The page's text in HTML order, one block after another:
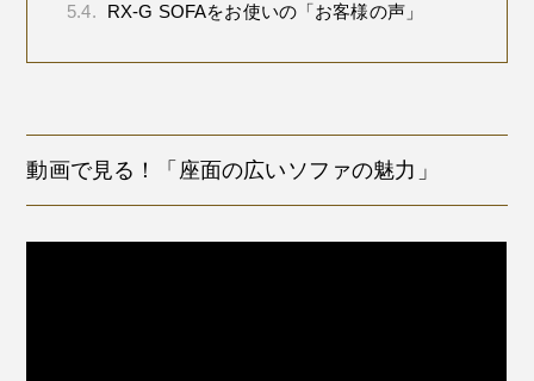
5.4.
RX-G SOFAをお使いの「お客様の声」
動画で見る！「座面の広いソファの魅力」